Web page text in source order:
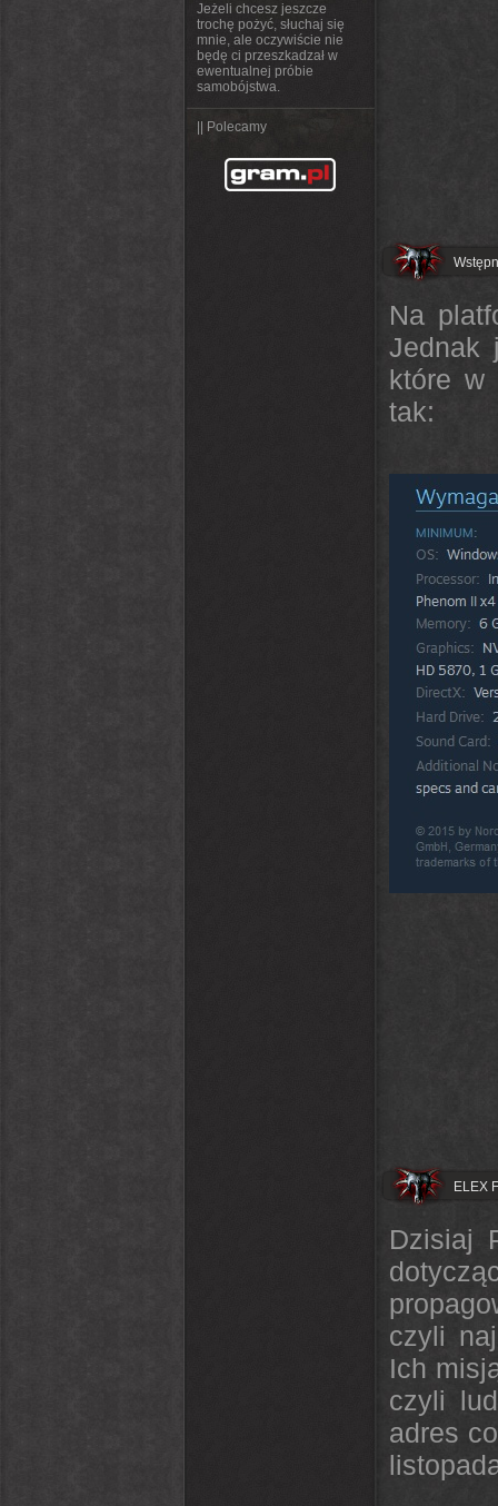
Jeżeli chcesz jeszcze
trochę pożyć, słuchaj się
mnie, ale oczywiście nie
będę ci przeszkadzał w
ewentualnej próbie
samobójstwa.
|| Polecamy
Na
Jednak
które w
tak:
ELEX
Dzisiaj
czyli
Ich
czyli
adres